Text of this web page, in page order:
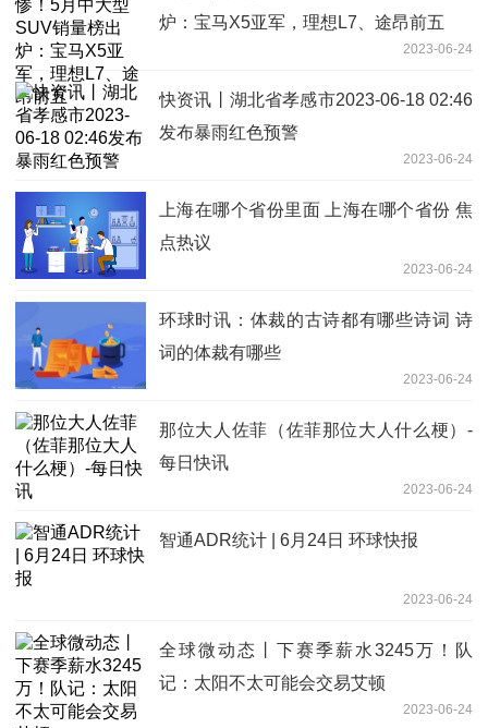
炉：宝马X5亚军，理想L7、途昂前五
2023-06-24
快资讯丨湖北省孝感市2023-06-18 02:46
发布暴雨红色预警
2023-06-24
上海在哪个省份里面 上海在哪个省份 焦
点热议
2023-06-24
环球时讯：体裁的古诗都有哪些诗词 诗
词的体裁有哪些
2023-06-24
那位大人佐菲（佐菲那位大人什么梗）-
每日快讯
2023-06-24
智通ADR统计 | 6月24日 环球快报
2023-06-24
全球微动态丨下赛季薪水3245万！队
记：太阳不太可能会交易艾顿
2023-06-24